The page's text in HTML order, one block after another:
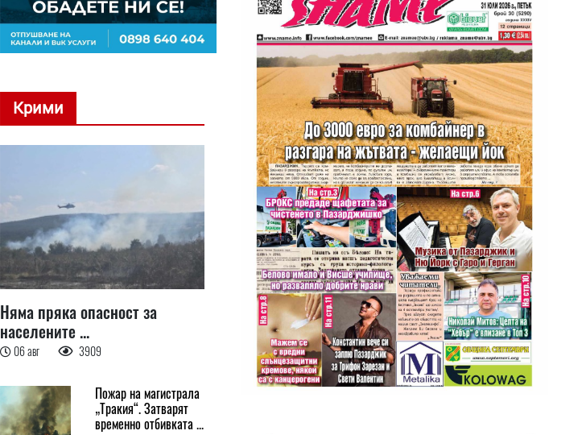
Крими
Няма пряка опасност за
населените ...
06 авг 3909
Пожар на магистрала
„Тракия“. Затварят
временно отбивката ...